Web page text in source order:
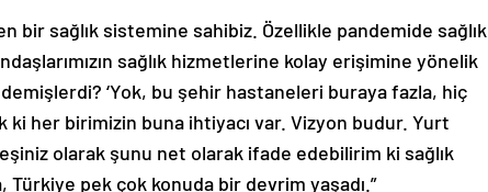
bir sağlık sistemine sahibiz. Özellikle pandemide sağlık
sağlık hizmetlerine kolay erişimine yönelik
‘Yok, bu şehir hastaneleri buraya fazla, hiç
ki her birimizin buna ihtiyacı var. Vizyon budur. Yurt
olarak şunu net olarak ifade edebilirim ki sağlık
pek çok konuda bir devrim yaşadı.”